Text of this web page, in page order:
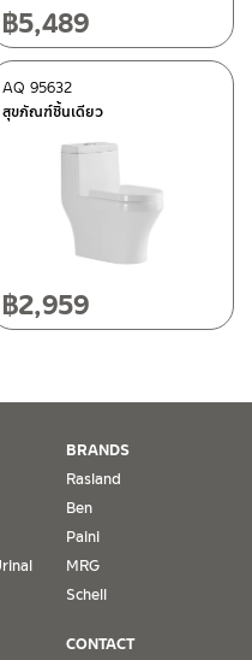
091-545-0556
อ.ดอยสะเก็ด เชียงใหม่
.
หรือ ใบเสร็จ โดยทางบริษัทฯ
ทางบริษัทฯ ไม่สามารถให้
กสารดังกล่าว
สินค้าที่อยู่ในสภาพการใช้งาน
ภาพภายนอกอยู่ในสภาพที่ใช้
กที่นี่
฿5,489
นค้าลดราคา เคลียร์สต็อก
สุขภัณฑ์ชิ้นเดียว
AQ 95632
฿2,959
BRANDS
Rasland
Ben
Paini
MRG
Schell
CONTACT